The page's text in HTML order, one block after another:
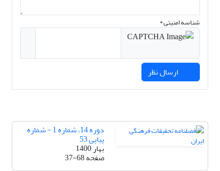
شناسه امنیتی *
دوره 14، شماره 1 - شماره
پیاپی 53
بهار 1400
صفحه37-68